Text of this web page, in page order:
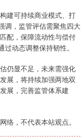
建可持续商业模式、打
调，监管评估需聚焦四大
配，保障流动性与偿付
动态调整保持韧性。
仍显不足，未来需强化
展，将持续加强两地双
展，完善监管体系建
络，不代表本站观点。